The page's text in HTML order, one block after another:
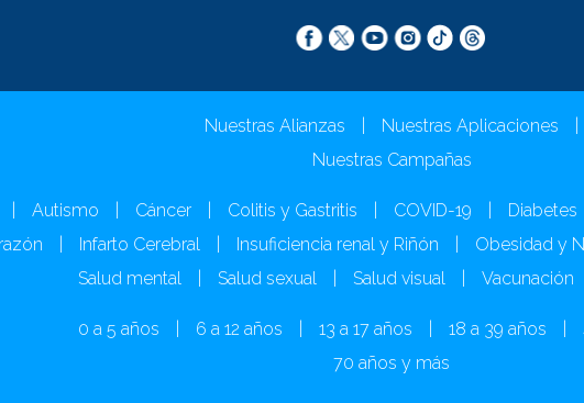
Nuestras Alianzas Nuestras Aplicaciones
Nuestras Campañas
Autismo Cáncer Colitis y Gastritis COVID-19 Diabetes
Infarto Cerebral Insuficiencia renal y Riñón Obesidad y
Salud mental
Salud sexual Salud visual Vacunación
0 a 5 años 6 a 12 años 13 a 17 años 18 a 39 años
70 años y más